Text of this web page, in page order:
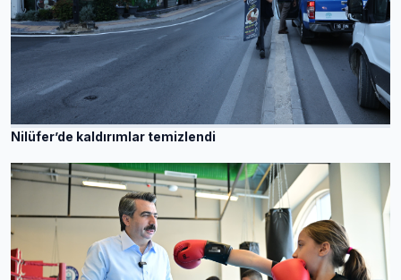
Nilüfer’de kaldırımlar temizlendi